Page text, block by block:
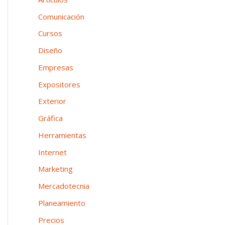
n
e
a
:
Comunicación
Cursos
Diseño
Empresas
Expositores
Exterior
Gráfica
Herramientas
Internet
Marketing
Mercadotecnia
Planeamiento
Precios